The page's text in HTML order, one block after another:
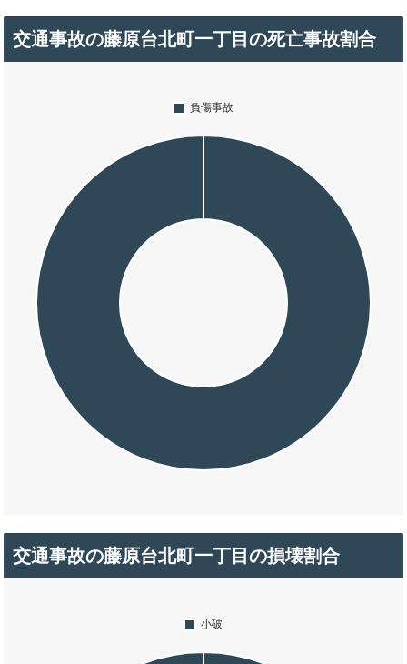
交通事故の藤原台北町一丁目の死亡事故割合
交通事故の藤原台北町一丁目の損壊割合